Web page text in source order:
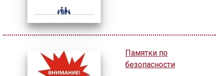
Памятки по
безопасности